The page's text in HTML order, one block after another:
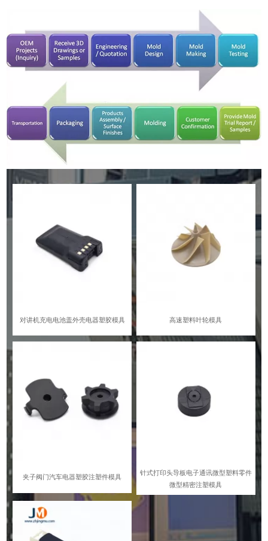
对讲机充电电池盖外壳电器塑胶模具 高速塑料叶轮模具
夹子阀门汽车电器塑胶注塑件模具
针式打印头导板电子通讯微型塑料零件
微型精密注塑模具